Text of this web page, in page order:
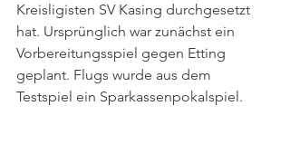
Kreisligisten SV Kasing durchgesetzt
hat. Ursprünglich war zunächst ein
Vorbereitungsspiel gegen Etting
geplant. Flugs wurde aus dem
Testspiel ein Sparkassenpokalspiel.